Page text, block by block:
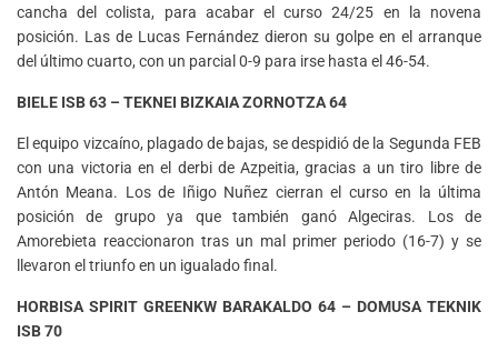
cancha del colista, para acabar el curso 24/25 en la novena
posición. Las de Lucas Fernández dieron su golpe en el arranque
del último cuarto, con un parcial 0-9 para irse hasta el 46-54.
BIELE ISB 63 – TEKNEI BIZKAIA ZORNOTZA 64
El equipo vizcaíno, plagado de bajas, se despidió de la Segunda FEB
con una victoria en el derbi de Azpeitia, gracias a un tiro libre de
Antón Meana. Los de Iñigo Nuñez cierran el curso en la última
posición de grupo ya que también ganó Algeciras. Los de
Amorebieta reaccionaron tras un mal primer periodo (16-7) y se
llevaron el triunfo en un igualado final.
HORBISA SPIRIT GREENKW BARAKALDO 64 – DOMUSA TEKNIK
ISB 70